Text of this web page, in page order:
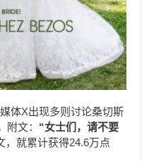
体X出现多则讨论桑切斯
附文： “女士们，请不要
，就累计获得24.6万点